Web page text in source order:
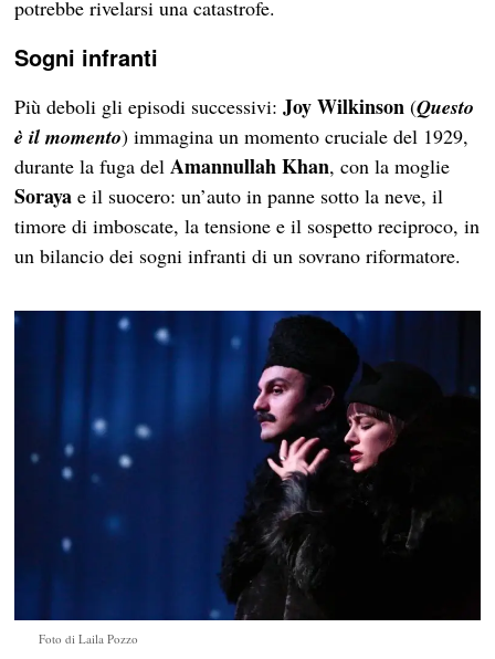
potrebbe rivelarsi una catastrofe.
Sogni infranti
Più deboli gli episodi successivi:Joy Wilkinson (Questo
è il momento) immagina un momento cruciale del 1929,
durante la fuga del Amannullah Khan, con la moglie
Sorayae il suocero: un’auto in panne sotto la neve, il
timore di imboscate, la tensione e il sospetto reciproco, in
un bilancio dei sogni infranti di un sovrano riformatore.
Foto di Laila Pozzo